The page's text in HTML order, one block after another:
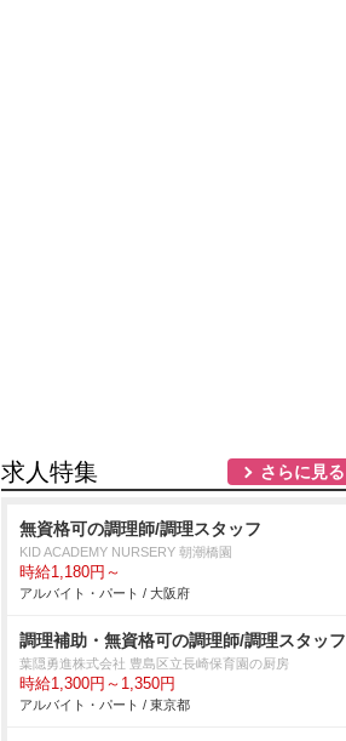
求人特集 さらに見る
無資格可の調理師/調理スタッフ
KID ACADEMY NURSERY 朝潮橋園
時給1,180円～
アルバイト・パート / 大阪府
調理補助・無資格可の調理師/調理スタッフ
葉隠勇進株式会社 豊島区立長崎保育園の厨房
時給1,300円～1,350円
アルバイト・パート / 東京都